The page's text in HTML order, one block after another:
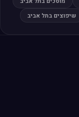
שיפוצים בתל אביב